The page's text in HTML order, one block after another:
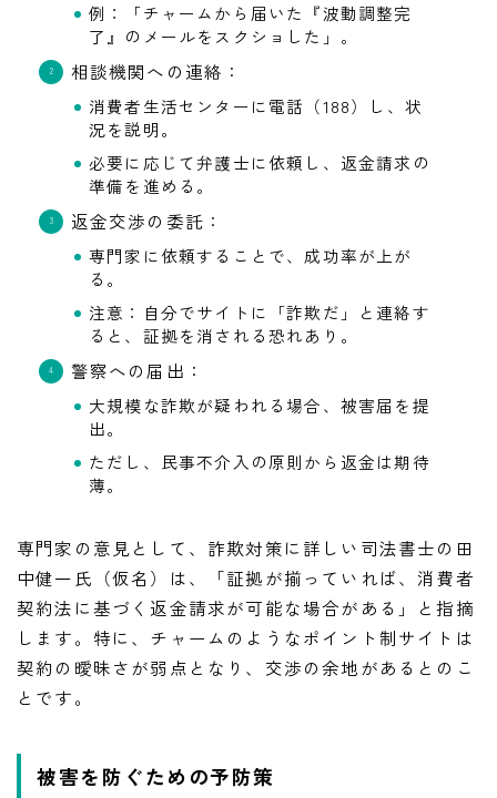
例：「チャームから届いた『波動調整完
了』のメールをスクショした」。
相談機関への連絡：
消費者生活センターに電話（188）し、状
況を説明。
必要に応じて弁護士に依頼し、返金請求の
準備を進める。
返金交渉の委託：
専門家に依頼することで、成功率が上が
る。
注意：自分でサイトに「詐欺だ」と連絡す
ると、証拠を消される恐れあり。
警察への届出：
大規模な詐欺が疑われる場合、被害届を提
出。
ただし、民事不介入の原則から返金は期待
薄。
専門家の意見として、詐欺対策に詳しい司法書士の田
中健一氏（仮名）は、「証拠が揃っていれば、消費者
契約法に基づく返金請求が可能な場合がある」と指摘
します。特に、チャームのようなポイント制サイトは
契約の曖昧さが弱点となり、交渉の余地があるとのこ
とです。
被害を防ぐための予防策